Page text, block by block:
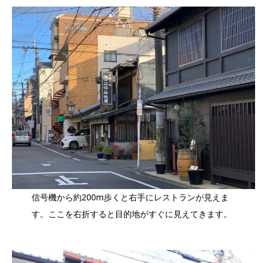
信号機から約200m歩くと右手にレストランが見えま
す。ここを右折すると目的地がすぐに見えてきます。